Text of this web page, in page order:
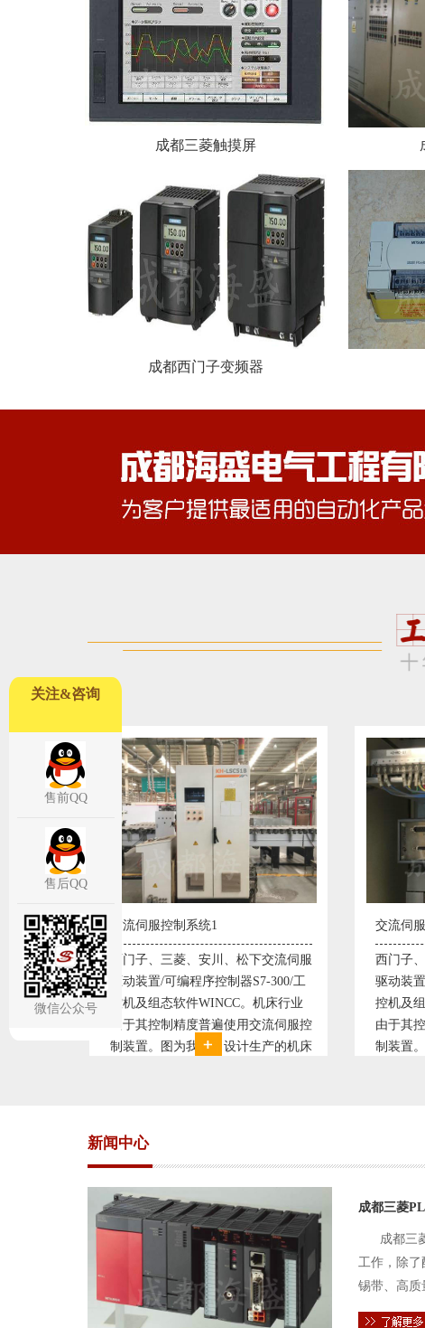
成都三菱触摸屏
成都西门子变频器
下交流伺服
S7-300/工
机床行业
交流伺服控制系统2
西门子、三菱、安川、松下交流伺服
驱动装置/可编程序控制器S7-300/工
控机及组态软件WINCC。机床行业
由于其控制精度普遍使用交流伺服控
制装置。图为我公司设计生产的机床
变频
变频
极调
使
持供
点、
新闻中心
成都三菱
成都三
工作，除了
锡带、高质
件的电路及
关注&咨询
售前QQ
售后QQ
微信公众号